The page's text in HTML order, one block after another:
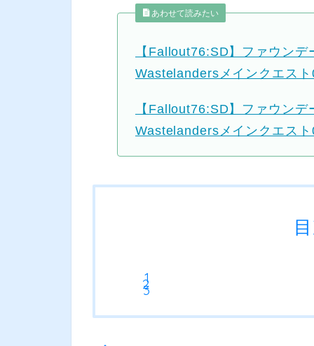
あわせて読みたい
【Fallout76:SD】ファウン
Wastelandersメインクエス
【Fallout76:SD】ファウン
Wastelandersメインクエス